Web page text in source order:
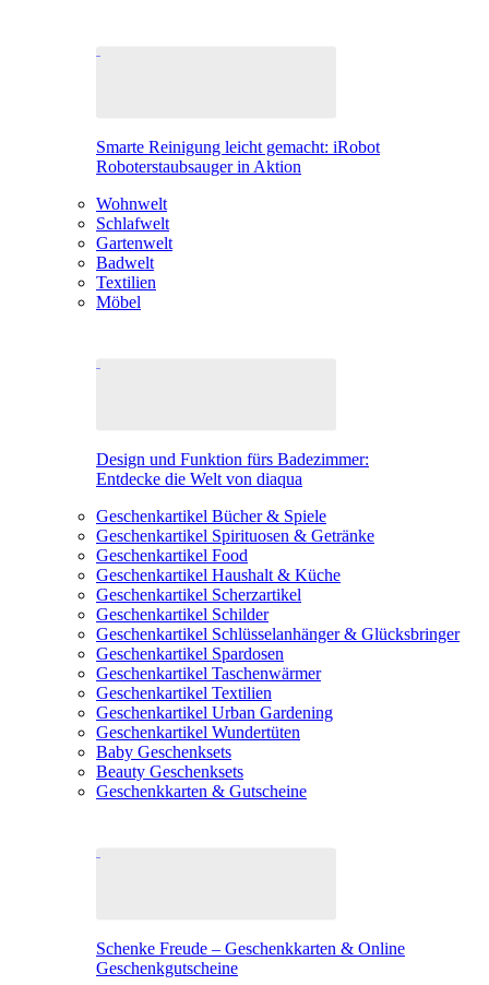
Smarte Reinigung leicht gemacht: iRobot
Roboterstaubsauger in Aktion
Wohnwelt
Schlafwelt
Gartenwelt
Badwelt
Textilien
Möbel
Design und Funktion fürs Badezimmer:
Entdecke die Welt von diaqua
Geschenkartikel Bücher & Spiele
Geschenkartikel Spirituosen & Getränke
Geschenkartikel Food
Geschenkartikel Haushalt & Küche
Geschenkartikel Scherzartikel
Geschenkartikel Schilder
Geschenkartikel Schlüsselanhänger & Glücksbringer
Geschenkartikel Spardosen
Geschenkartikel Taschenwärmer
Geschenkartikel Textilien
Geschenkartikel Urban Gardening
Geschenkartikel Wundertüten
Baby Geschenksets
Beauty Geschenksets
Geschenkkarten & Gutscheine
Schenke Freude – Geschenkkarten & Online
Geschenkgutscheine